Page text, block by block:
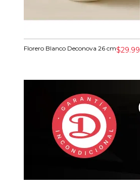
Florero Blanco Deconova 26 cm$29.99